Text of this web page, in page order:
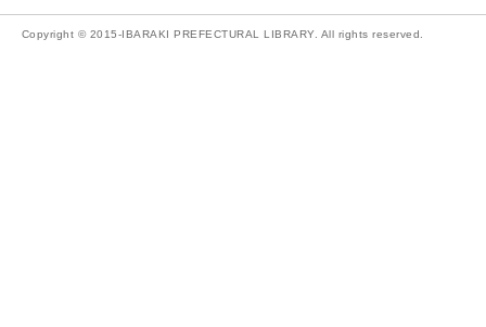
Copyright © 2015-IBARAKI PREFECTURAL LIBRARY. All rights reserved.